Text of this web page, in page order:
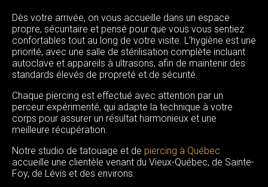
Dès votre arrivée, on vous accueille dans un espace
propre, sécuritaire et pensé pour que vous vous sentiez
confortables tout au long de votre visite. L’hygiène est une
priorité, avec une salle de stérilisation complète incluant
autoclave et appareils à ultrasons, afin de maintenir des
standards élevés de propreté et de sécurité.
Chaque piercing est effectué avec attention par un
perceur expérimenté, qui adapte la technique à votre
corps pour assurer un résultat harmonieux et une
meilleure récupération.
Notre studio de tatouage et de piercing à Québec
accueille une clientèle venant du Vieux-Québec, de Sainte-
Foy, de Lévis et des environs.